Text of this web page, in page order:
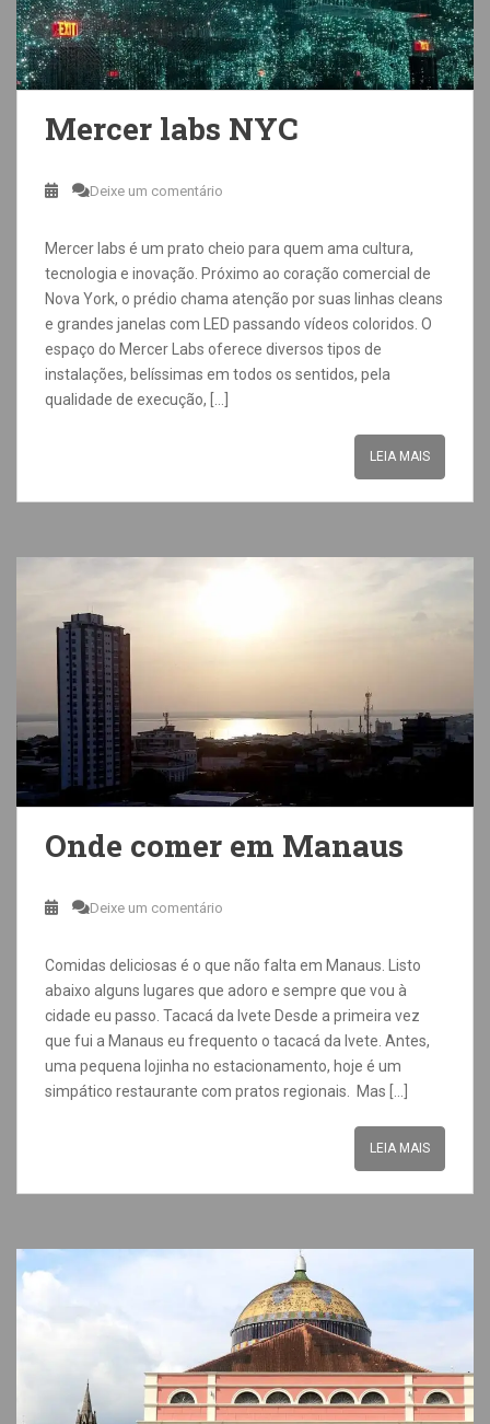
Mercer labs NYC
Deixe um comentário
Mercer labs é um prato cheio para quem ama cultura,
tecnologia e inovação. Próximo ao coração comercial de
Nova York, o prédio chama atenção por suas linhas cleans
e grandes janelas com LED passando vídeos coloridos. O
espaço do Mercer Labs oferece diversos tipos de
instalações, belíssimas em todos os sentidos, pela
qualidade de execução, […]
LEIA MAIS
Onde comer em Manaus
Deixe um comentário
Comidas deliciosas é o que não falta em Manaus. Listo
abaixo alguns lugares que adoro e sempre que vou à
cidade eu passo. Tacacá da Ivete Desde a primeira vez
que fui a Manaus eu frequento o tacacá da Ivete. Antes,
uma pequena lojinha no estacionamento, hoje é um
simpático restaurante com pratos regionais. Mas […]
LEIA MAIS